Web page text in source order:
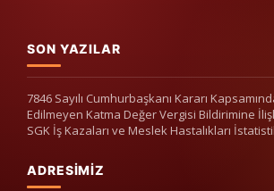
SON YAZILAR
7846 Sayılı Cumhurbaşkanı Kararı
Edilmeyen Katma Değer Vergisi Bildirimine
SGK İş Kazaları ve Meslek Hastalıkları
ADRESIMIZ